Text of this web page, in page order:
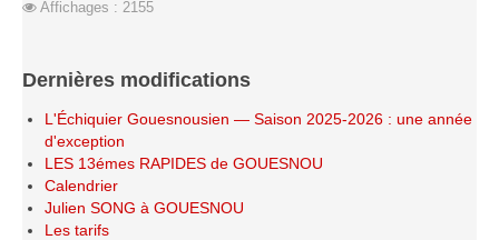
Affichages : 2155
Dernières modifications
L'Échiquier Gouesnousien — Saison 2025-2026 : une année
d'exception
LES 13émes RAPIDES de GOUESNOU
Calendrier
Julien SONG à GOUESNOU
Les tarifs